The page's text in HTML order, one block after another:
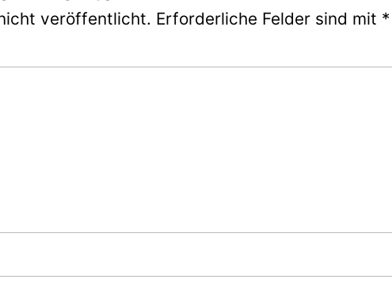
veröffentlicht. Erforderliche Felder sind mit *